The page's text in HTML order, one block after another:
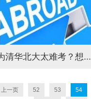
清华北大太难考？想...
上一页 52 53 54